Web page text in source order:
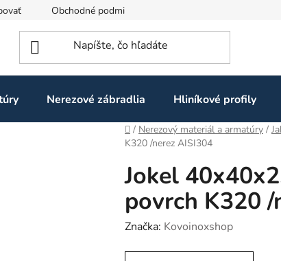
Obchodné podmienky
Nerezové zábradlia Hliníkové profily
Domov
/ Nerezový materiál a armatúry /
K320 /nerez AISI304
Jokel
povrch K320
Značka: Kovoinoxshop